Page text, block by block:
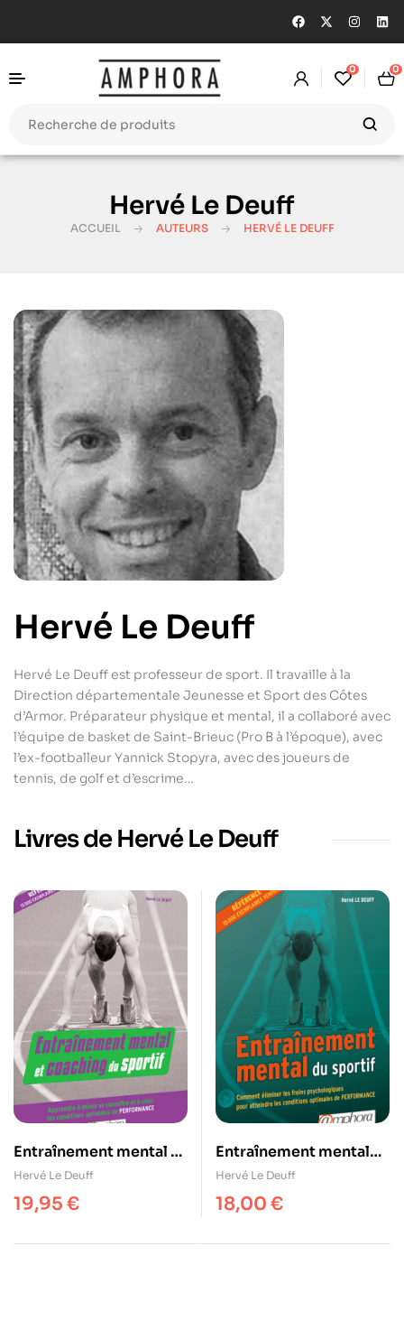
0 0
Hervé Le Deuff
ACCUEIL AUTEURS HERVÉ LE DEUFF
Hervé Le Deuff
Hervé Le Deuff est professeur de sport. Il travaille à la
Direction départementale Jeunesse et Sport des Côtes
d’Armor. Préparateur physique et mental, il a collaboré avec
l’équipe de basket de Saint-Brieuc (Pro B à l’époque), avec
l’ex-footballeur Yannick Stopyra, avec des joueurs de
tennis, de golf et d’escrime…
Livres de Hervé Le Deuff
Entraînement mental et
coaching du sportif
Hervé Le Deuff
19,95 €
Entraînement mental
du sportif
Hervé Le Deuff
18,00 €